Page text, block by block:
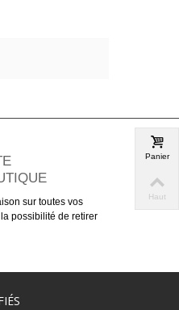
sur toutes vos
possibilité de retirer
Panier
Haut